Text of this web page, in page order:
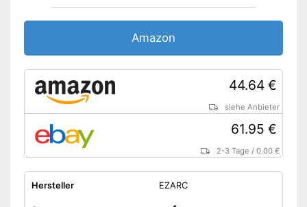
Amazon
44.64 €
siehe Anbieter
61.95 €
2-3 Tage /0.00 €
Hersteller EZARC